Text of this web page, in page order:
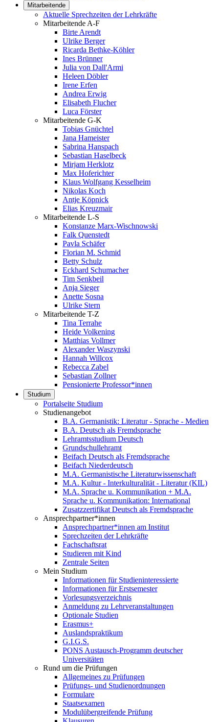
Mitarbeitende
Aktuelle Sprechzeiten der Lehrkräfte
Mitarbeitende A-F
Birte Arendt
Ulrike Berger
Ricarda Bethke-Köhler
Ines Brünner
Julia von Dall'Armi
Heleen Döbler
Irene Erfen
Andrea Erwig
Elisabeth Flucher
Luca Förster
Mitarbeitende G-K
Tobias Gnüchtel
Jana Hameister
Sabrina Hanspach
Sebastian Haselbeck
Mirjam Herklotz
Max Hoferichter
Klaus Wolfgang Kesselheim
Nikolas Koch
Antje Köpnick
Elias Kreuzmair
Mitarbeitende L-S
Konstanze Marx-Wischnowski
Falk Quenstedt
Pavla Schäfer
Florian M. Schmid
Betty Schulz
Eckhard Schumacher
Tim Senkbeil
Anja Sieger
Anette Sosna
Ulrike Stern
Mitarbeitende T-Z
Tina Terrahe
Heide Volkening
Matthias Vollmer
Alexander Waszynski
Hannah Willcox
Rebecca Zabel
Sebastian Zollner
Pensionierte Professor*innen
Studium
Portalseite Studium
Studienangebot
B.A. Germanistik: Literatur - Sprache - Medien
B.A. Deutsch als Fremdsprache
Lehramtsstudium Deutsch
Grundschullehramt
Beifach Deutsch als Fremdsprache
Beifach Niederdeutsch
M.A. Germanistische Literaturwissenschaft
M.A. Kultur - Interkulturalität - Literatur (KIL)
M.A. Sprache u. Kommunikation + M.A.
Sprache u. Kommunikation: International
Zusatzzertifikat Deutsch als Fremdsprache
Ansprechpartner*innen
Ansprechpartner*innen am Institut
Sprechzeiten der Lehrkräfte
Fachschaftsrat
Studieren mit Kind
Zentrale Seiten
Mein Studium
Informationen für Studieninteressierte
Informationen für Erstsemester
Vorlesungsverzeichnis
Anmeldung zu Lehrveranstaltungen
Optionale Studien
Erasmus+
Auslandspraktikum
G.I.G.S.
PONS Austausch-Programm deutscher
Universitäten
Rund um die Prüfungen
Allgemeines zu Prüfungen
Prüfungs- und Studienordnungen
Formulare
Staatsexamen
Modulübergreifende Prüfung